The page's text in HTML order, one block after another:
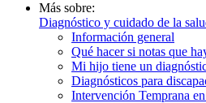
Más sobre:
Diagnóstico y cuidado de la
Información general
Qué hacer si notas que
Mi hijo tiene un
Diagnósticos para
Intervención Temprana